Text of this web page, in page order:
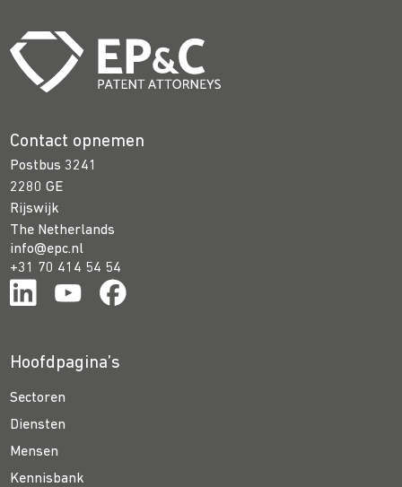
Contact opnemen
Postbus 3241
2280 GE
Rijswijk
The Netherlands
info@epc.nl
+31 70 414 54 54
Hoofdpagina’s
Sectoren
Diensten
Mensen
Kennisbank